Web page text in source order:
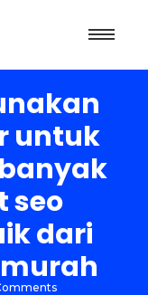
untuk
seo
dari